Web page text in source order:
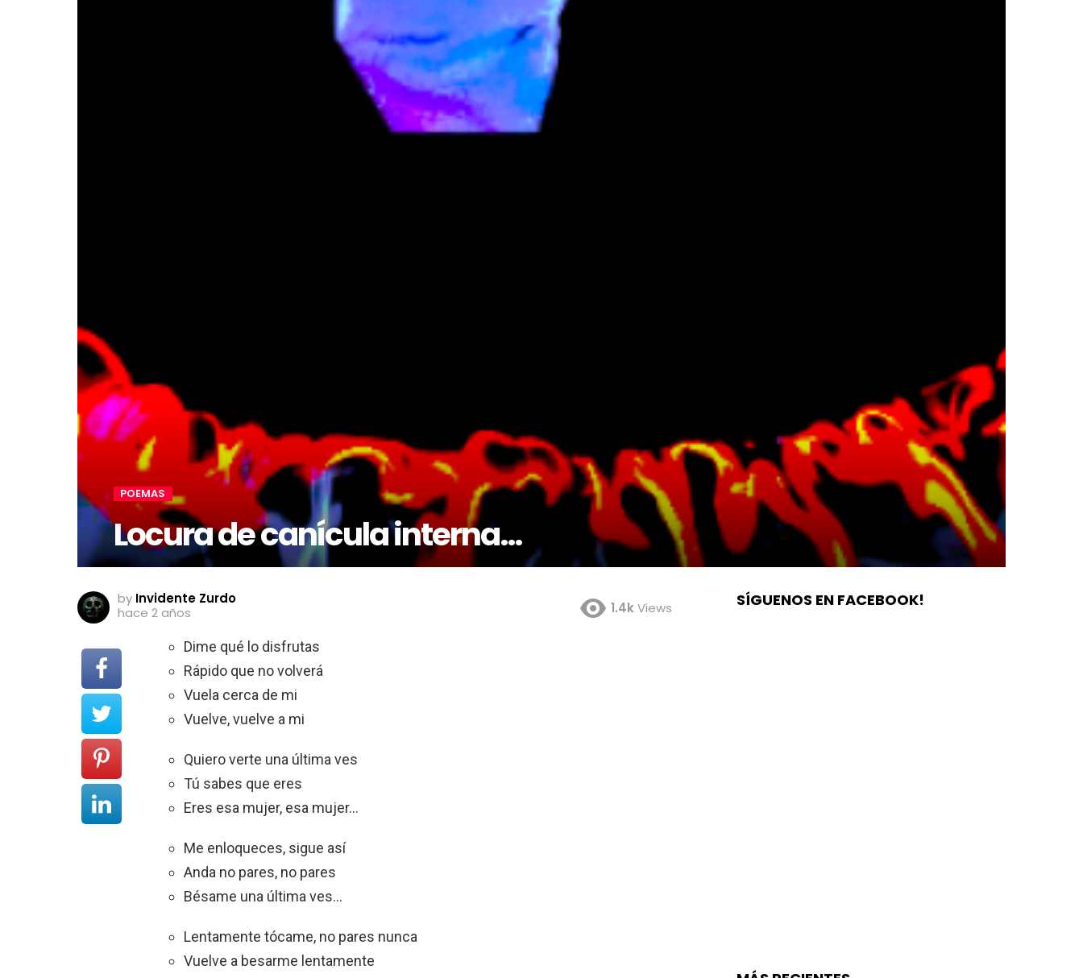
POEMAS
Locura de canícula interna…
by Invidente Zurdo
hace 2 años
1.4kViews
Dime qué lo disfrutas
Rápido que no volverá
Vuela cerca de mi
Vuelve, vuelve a mi
Quiero verte una última ves
Tú sabes que eres
Eres esa mujer, esa mujer…
Me enloqueces, sigue así
Anda no pares, no pares
Bésame una última ves…
Lentamente tócame, no pares nunca
Vuelve a besarme lentamente
SÍGUENOS EN FACEBOOK!